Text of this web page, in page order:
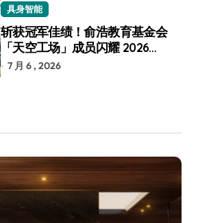
具身智能
斩获冠军佳绩！俞浩教育基金会
「天空工场」成员闪耀 2026
RoboCup 机器人世界杯
7 月 6 , 2026